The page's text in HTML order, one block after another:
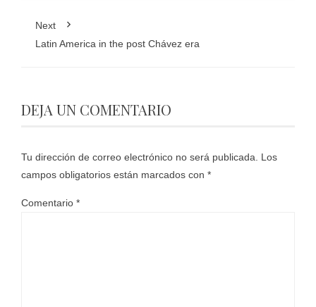
Next
Latin America in the post Chávez era
DEJA UN COMENTARIO
Tu dirección de correo electrónico no será publicada.
Los
campos obligatorios están marcados con *
Comentario *